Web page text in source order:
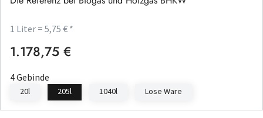
1 Liter = 5,75 € *
Regulärer Preis:
1.178,75 €
4 Gebinde
20l 205l 1040l Lose Ware